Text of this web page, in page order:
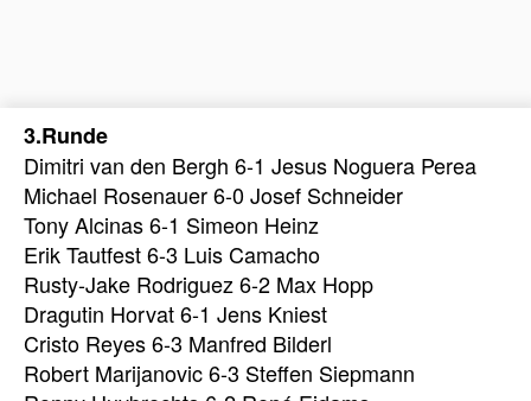
3.Runde
Dimitri van den Bergh 6-1 Jesus Noguera Perea
Michael Rosenauer 6-0 Josef Schneider
Tony Alcinas 6-1 Simeon Heinz
Erik Tautfest 6-3 Luis Camacho
Rusty-Jake Rodriguez 6-2 Max Hopp
Dragutin Horvat 6-1 Jens Kniest
Cristo Reyes 6-3 Manfred Bilderl
Robert Marijanovic 6-3 Steffen Siepmann